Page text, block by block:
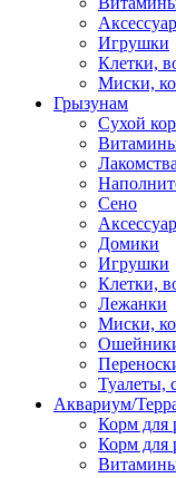
Игрушки
Клетки,
Миски,
Грызунам
Сухой
Лакомства
Сено
Домики
Игрушки
Клетки,
Лежанки
Миски,
Туалеты,
Аквариум/
Корм для
Корм для